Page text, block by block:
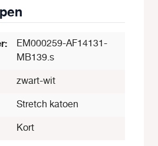
EM000259-AF14131-
MB139.s
zwart-wit
Stretch katoen
Kort